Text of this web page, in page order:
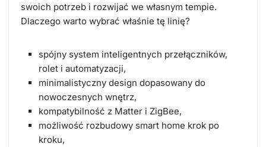
swoich potrzeb i rozwijać we własnym tempie.
Dlaczego warto wybrać właśnie tę linię?
spójny system inteligentnych przełączników,
rolet i automatyzacji,
minimalistyczny design dopasowany do
nowoczesnych wnętrz,
kompatybilność z Matter i ZigBee,
możliwość rozbudowy smart home krok po
kroku,